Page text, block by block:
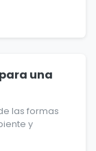
una
las formas
y